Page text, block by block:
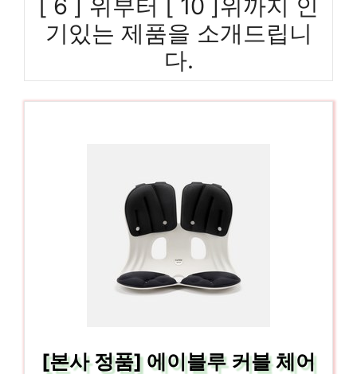
[ 6 ] 위부터 [ 10 ]위까지 인
기있는 제품을 소개드립니
다.
[본사 정품] 에이블루 커블 체어